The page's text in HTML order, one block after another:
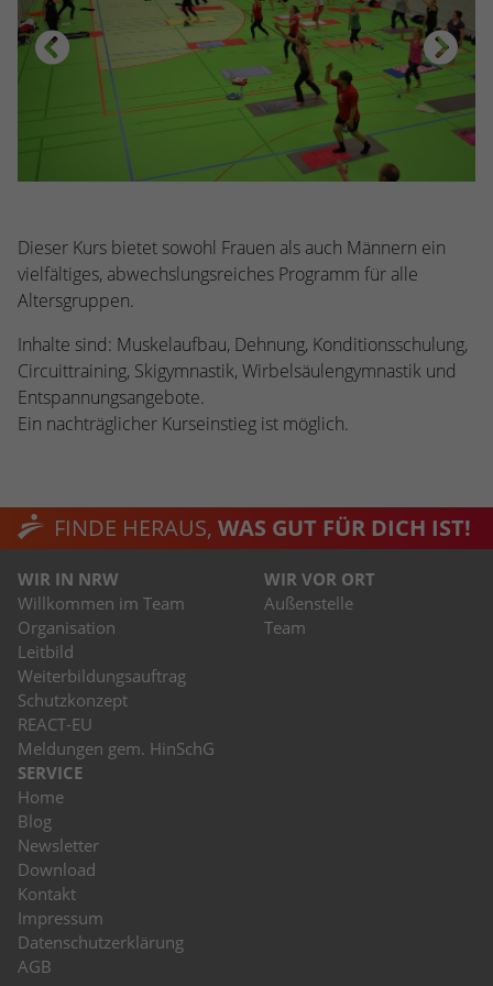
Dieser Kurs bietet sowohl Frauen als auch Männern ein
vielfältiges, abwechslungsreiches Programm für alle
Altersgruppen.
Inhalte sind: Muskelaufbau, Dehnung, Konditionsschulung,
Circuittraining, Skigymnastik, Wirbelsäulengymnastik und
Entspannungsangebote.
Ein nachträglicher Kurseinstieg ist möglich.
FINDE HERAUS, WAS GUT FÜR DICH IST!
WIR IN NRW
Willkommen im Team
Organisation
Leitbild
Weiterbildungsauftrag
Schutzkonzept
REACT-EU
Meldungen gem. HinSchG
WIR VOR ORT
Außenstelle
Team
SERVICE
Home
Blog
Newsletter
Download
Kontakt
Impressum
Datenschutzerklärung
AGB
stammen, und die Seiten in anonymisierter
Form.
_dc_gtm_UA-53600496-1
Google Analytics
Zweck
Dieser Cookie identifiziert die Besucher
nach Alter, Geschlecht oder Interessen
Anzeigenplatzierung zu vereinfachen.